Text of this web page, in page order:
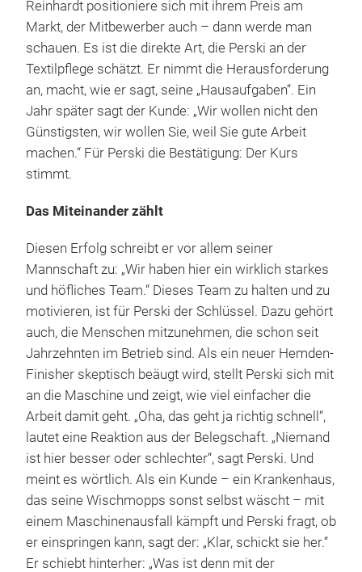
Reinhardt positioniere sich mit ihrem Preis am
Markt, der Mitbewerber auch – dann werde man
schauen. Es ist die direkte Art, die Perski an der
Textilpflege schätzt. Er nimmt die Herausforderung
an, macht, wie er sagt, seine „Hausaufgaben“. Ein
Jahr später sagt der Kunde: „Wir wollen nicht den
Günstigsten, wir wollen Sie, weil Sie gute Arbeit
machen.“ Für Perski die Bestätigung: Der Kurs
stimmt.
Das Miteinander zählt
Diesen Erfolg schreibt er vor allem seiner
Mannschaft zu: „Wir haben hier ein wirklich starkes
und höfliches Team.“ Dieses Team zu halten und zu
motivieren, ist für Perski der Schlüssel. Dazu gehört
auch, die Menschen mitzunehmen, die schon seit
Jahrzehnten im Betrieb sind. Als ein neuer Hemden-
Finisher skeptisch beäugt wird, stellt Perski sich mit
an die Maschine und zeigt, wie viel einfacher die
Arbeit damit geht. „Oha, das geht ja richtig schnell“,
lautet eine Reaktion aus der Belegschaft. „Niemand
ist hier besser oder schlechter“, sagt Perski. Und
meint es wörtlich. Als ein Kunde – ein Krankenhaus,
das seine Wischmopps sonst selbst wäscht – mit
einem Maschinenausfall kämpft und Perski fragt, ob
er einspringen kann, sagt der: „Klar, schickt sie her.“
Er schiebt hinterher: „Was ist denn mit der